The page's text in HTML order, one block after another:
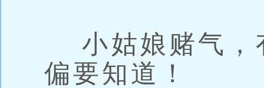
小姑娘赌气，
偏要知道！